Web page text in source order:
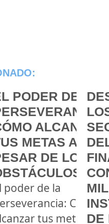
PODER DE LA
ALCANZAR
METAS A
DE LOS
poder de la
Cómo
tus metas DE